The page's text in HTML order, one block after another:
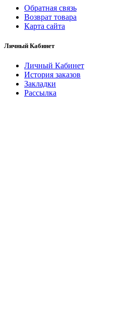
Обратная связь
Возврат товара
Карта сайта
Личный Кабинет
Личный Кабинет
История заказов
Закладки
Рассылка